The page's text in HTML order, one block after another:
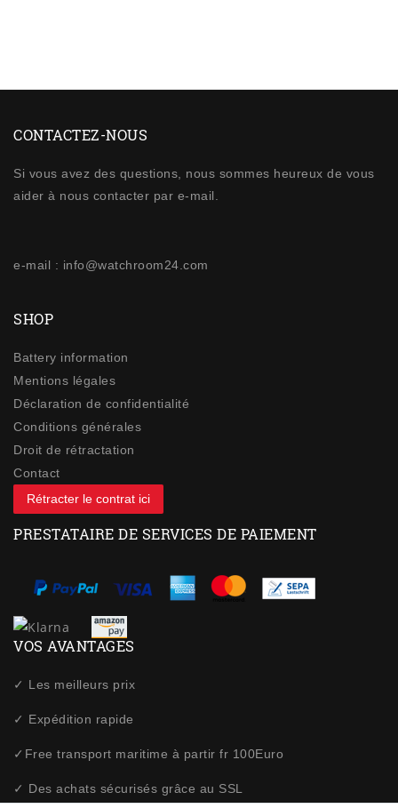
CONTACTEZ-NOUS
Si vous avez des questions, nous sommes heureux de vous
aider à nous contacter par e-mail.
e-mail : info@watchroom24.com
SHOP
Battery information
Mentions légales
Déclaration de confidentialité
Conditions générales
Droit de rétractation
Contact
Rétracter le contrat ici
PRESTATAIRE DE SERVICES DE PAIEMENT
VOS AVANTAGES
✓ Les meilleurs prix
✓ Expédition rapide
✓Free transport maritime à partir fr 100Euro
✓ Des achats sécurisés grâce au SSL